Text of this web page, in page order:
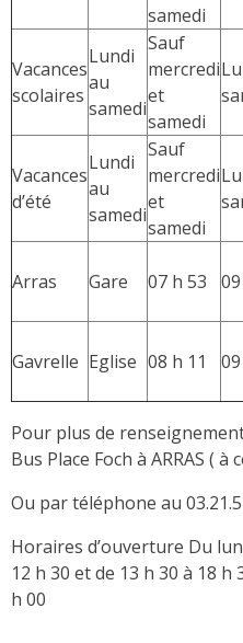
samedi
Vacances
scolaires
Lundi
au
samedi
Sauf
mercredi
et
samedi
Vacances
d’été
Lundi
au
samedi
Sauf
mercredi
et
samedi
Arras Gare 07 h 53
Gavrelle Eglise 08 h 11
Pour plus de
Bus Place Foch à ARRAS ( à
Ou par téléphone au
Horaires d’ouverture Du
12 h 30 et de 13 h 30 à 18 h
h 00